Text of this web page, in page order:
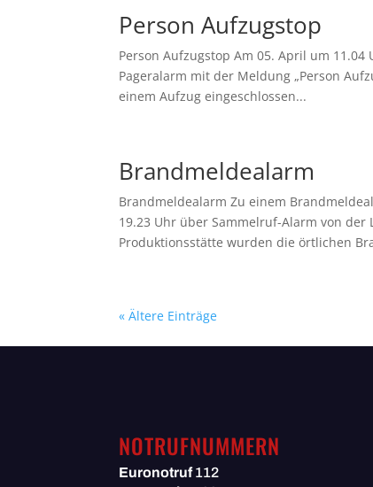
Person Aufzugstop
Person Aufzugstop Am 05. April um
Pageralarm mit der Meldung „Person
einem Aufzug eingeschlossen...
Brandmeldealarm
Brandmeldealarm Zu einem
19.23 Uhr über Sammelruf-Alarm von
Produktionsstätte wurden die örtlichen
« Ältere Einträge
NOTRUFNUMMERN
Euronotruf112